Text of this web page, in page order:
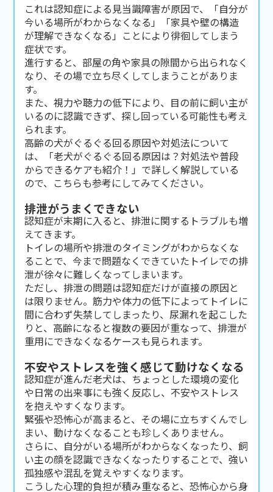
これは認知症による見当識障害が原因で、「自分が
今いる場所がわからなくなる」「家具や壁の構造
が理解できなくなる」ことにより徘徊してしまう
症状です。
進行すると、部屋の角や家具の隙間から出られなく
なり、その場で立ち尽くしてしまうことがありま
す。
また、視力や聴力の低下により、目の前に飼い主が
いるのに認識できず、探し回っている可能性も考え
られます。
高齢の犬がぐるぐる回る原因や対処法について
は、
「老犬がぐるぐる回る原因は？対処法や普段
からできるケアも紹介！」 で詳しく解説している
ので、こちらも参考にしてみてください。
排泄がうまくできない
認知症が末期に入ると、排泄に関するトラブルも増
えてきます。
トイレの場所や排泄のタイミングがわからなくな
ることで、今まで問題なくできていたトイレでの排
泄が徐々に難しくなってしまいます。
ただし、排泄の問題は認知症だけが直接の原因と
は限りません。筋力や体力の低下によってトイレに
間に合わず失禁してしまったり、尿漏れを起こした
りと、高齢になると複数の要因が重なって、排泄が
重用にできなくなるケースも見られます。
不安やストレスを強く感じて動けなくなる
認知症が進んだ老犬は、ちょっとした環境の変化
や日常の出来事にも強く反応し、不安やストレス
を抱えやすくなります。
緊張や恐怖心が高まると、その場に立ちすくんでし
まい、動けなくなることも珍しくありません。
さらに、自分がいる場所がわからなくなったり、飼
い主の顔を認識できなくなったりすることで、強い
孤独感や混乱を覚えやすくなります。
こうした心理的負担が積み重なると、恐怖心から身